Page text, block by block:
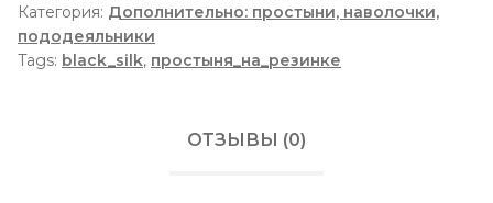
Категория: Дополнительно: простыни, наволочки,
пододеяльники
Tags: black_silk, простыня_на_резинке
ОТЗЫВЫ (0)